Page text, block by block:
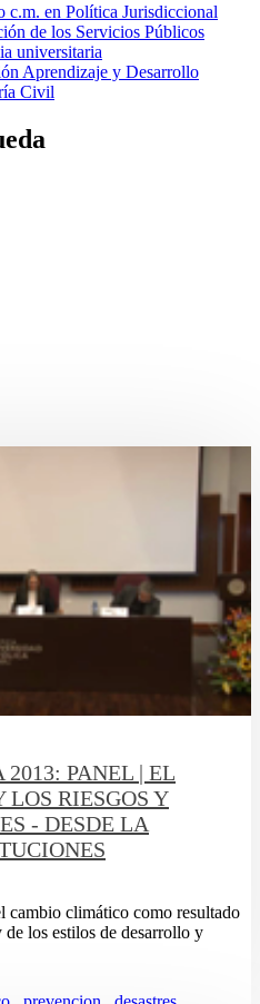
c.m. en Política Jurisdiccional
de los Servicios Públicos
universitaria
Aprendizaje y Desarrollo
Civil
PANEL | EL
RIESGOS Y
- DESDE LA
cambio climático como resultado
los estilos de desarrollo y